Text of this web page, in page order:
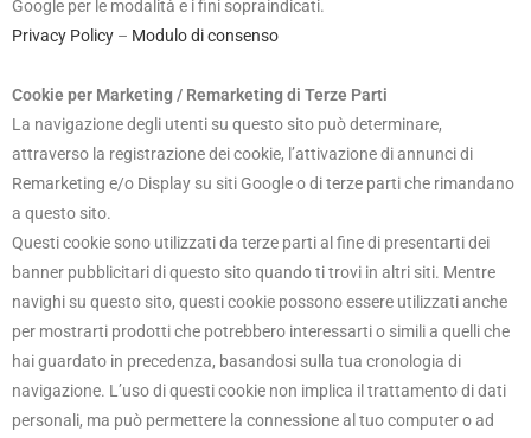
Google per le modalità e i fini sopraindicati.
Privacy Policy – Modulo di consenso
Cookie per Marketing / Remarketing di Terze Parti
La navigazione degli utenti su questo sito può determinare,
attraverso la registrazione dei cookie, l’attivazione di annunci di
Remarketing e/o Display su siti Google o di terze parti che rimandano
a questo sito.
Questi cookie sono utilizzati da terze parti al fine di presentarti dei
banner pubblicitari di questo sito quando ti trovi in altri siti. Mentre
navighi su questo sito, questi cookie possono essere utilizzati anche
per mostrarti prodotti che potrebbero interessarti o simili a quelli che
hai guardato in precedenza, basandosi sulla tua cronologia di
navigazione. L’uso di questi cookie non implica il trattamento di dati
personali, ma può permettere la connessione al tuo computer o ad